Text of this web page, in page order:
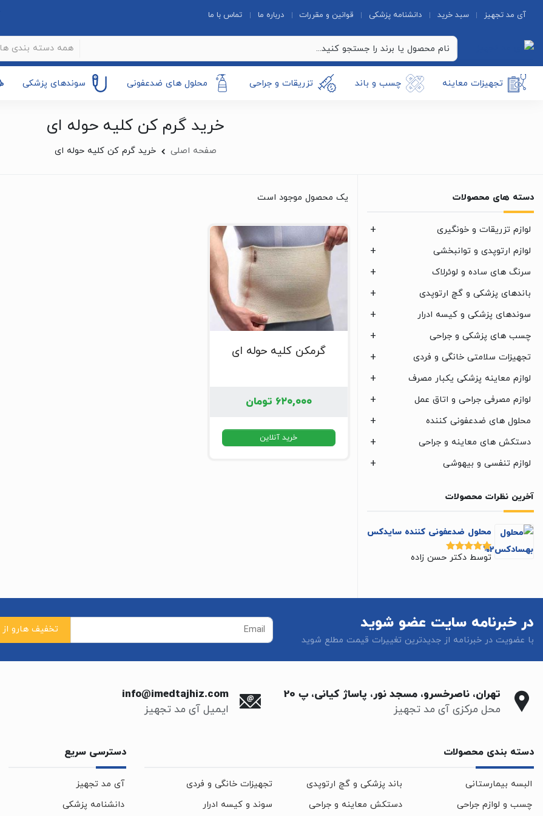
آی مد تجهیز سبد خرید دانشنامه پزشکی قوانین و مقررات درباره ما تماس با ما
همه دسته بندی ها
تجهیزات معاینه چسب و باند تزریقات و جراحی محلول های ضدعفونی سوندهای پزشکی
خرید گرم کن کلیه حوله ای
صفحه اصلی خرید گرم کن کلیه حوله ای
دسته های محصولات
لوازم تزریقات و خونگیری
لوازم ارتوپدی و توانبخشی
سرنگ های ساده و لوئرلاک
باندهای پزشکی و گچ ارتوپدی
سوندهای پزشکی و کیسه ادرار
چسب های پزشکی و جراحی
تجهیزات سلامتی خانگی و فردی
لوازم معاینه پزشکی یکبار مصرف
لوازم مصرفی جراحی و اتاق عمل
محلول های ضدعفونی کننده
دستکش های معاینه و جراحی
لوازم تنفسی و بیهوشی
آخرین نظرات محصولات
محلول ضدعفونی کننده سایدکس
نمره5 از 5
توسط دکتر حسن زاده
یک محصول موجود است
گرمکن کلیه حوله ای
۶۲۰,۰۰۰ تومان
خرید آنلاین
در خبرنامه سایت عضو شوید
با عضویت در خبرنامه از جدیدترین تغییرات قیمت مطلع شوید
تهران، ناصرخسرو، مسجد نور، پاساژ کیانی، پ 20
محل مرکزی آی مد تجهیز
info@imedtajhiz.com
ایمیل آی مد تجهیز
دسته بندی محصولات
البسه بیمارستانی باند پزشکی و گچ ارتوپدی
تجهیزات خانگی و فردی
چسب و لوازم جراحی
دستکش معاینه و جراحی سوند و کیسه ادرار
دسترسی سریع
آی مد تجهیز
دانشنامه پزشکی